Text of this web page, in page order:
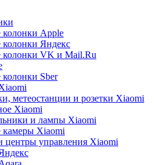
Apple
Яндекс
VK и Mail.Ru
Sber
метеостанции и розетки Xiaomi
Xiaomi
и лампы Xiaomi
Xiaomi
центры управления Xiaomi